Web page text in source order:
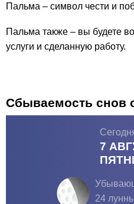
Пальма – символ чести и
Пальма также – вы будете
услуги и сделанную работу.
Сбываемость снов
7
24